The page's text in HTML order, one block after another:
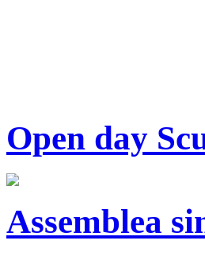
Open day
Assemblea